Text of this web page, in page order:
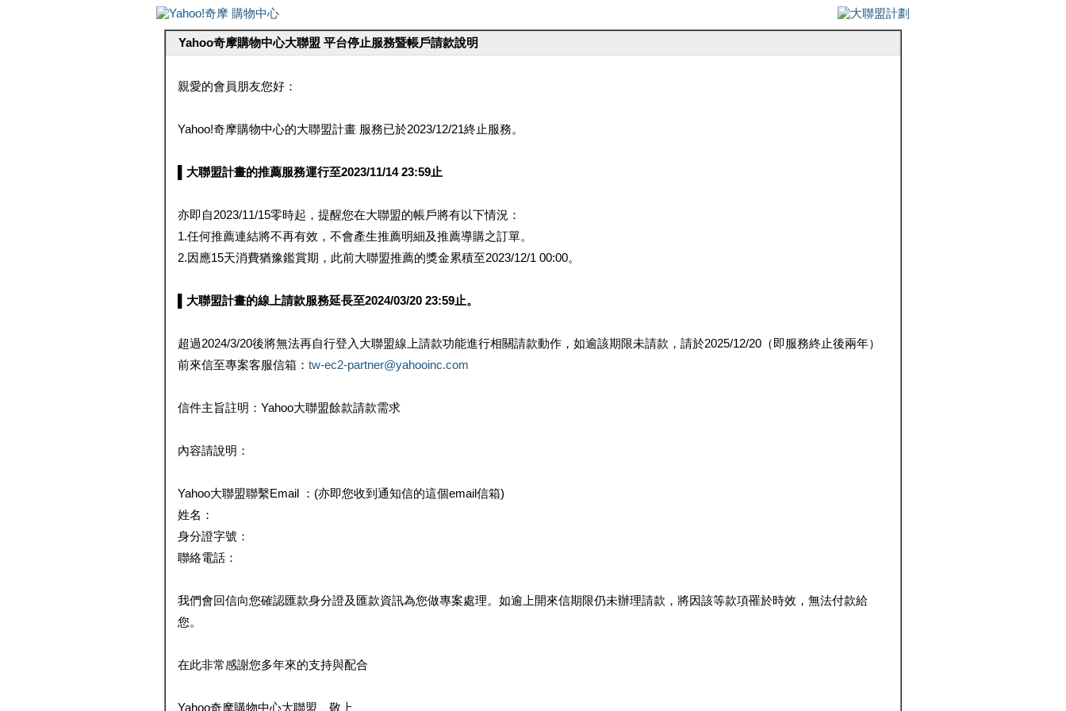
Yahoo奇摩購物中心大聯盟 平台停止服務暨帳戶請款說明
親愛的會員朋友您好：
Yahoo!奇摩購物中心的大聯盟計畫 服務已於2023/12/21終止服務。
▌大聯盟計畫的推薦服務運行至2023/11/14 23:59止
亦即自2023/11/15零時起，提醒您在大聯盟的帳戶將有以下情況：
1.任何推薦連結將不再有效，不會產生推薦明細及推薦導購之訂單。
2.因應15天消費猶豫鑑賞期，此前大聯盟推薦的獎金累積至2023/12/1 00:00。
▌大聯盟計畫的線上請款服務延長至2024/03/20 23:59止。
超過2024/3/20後將無法再自行登入大聯盟線上請款功能進行相關請款動作，如逾該期限未請款，請於2025/12/20（即服務終止後兩年）
前來信至專案客服信箱： tw-ec2-partner@yahooinc.com
信件主旨註明：Yahoo大聯盟餘款請款需求
內容請說明：
Yahoo大聯盟聯繫Email ：(亦即您收到通知信的這個email信箱)
姓名：
身分證字號：
聯絡電話：
我們會回信向您確認匯款身分證及匯款資訊為您做專案處理。如逾上開來信期限仍未辦理請款，將因該等款項罹於時效，無法付款給
您。
在此非常感謝您多年來的支持與配合
Yahoo奇摩購物中心大聯盟 敬上